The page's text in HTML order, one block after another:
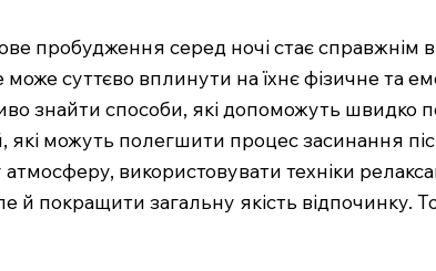
пробудження серед ночі стає справжнім
суттєво вплинути на їхнє фізичне та
знайти способи, які допоможуть швидко
які можуть полегшити процес засинання
використовувати техніки
покращити загальну якість відпочинку.